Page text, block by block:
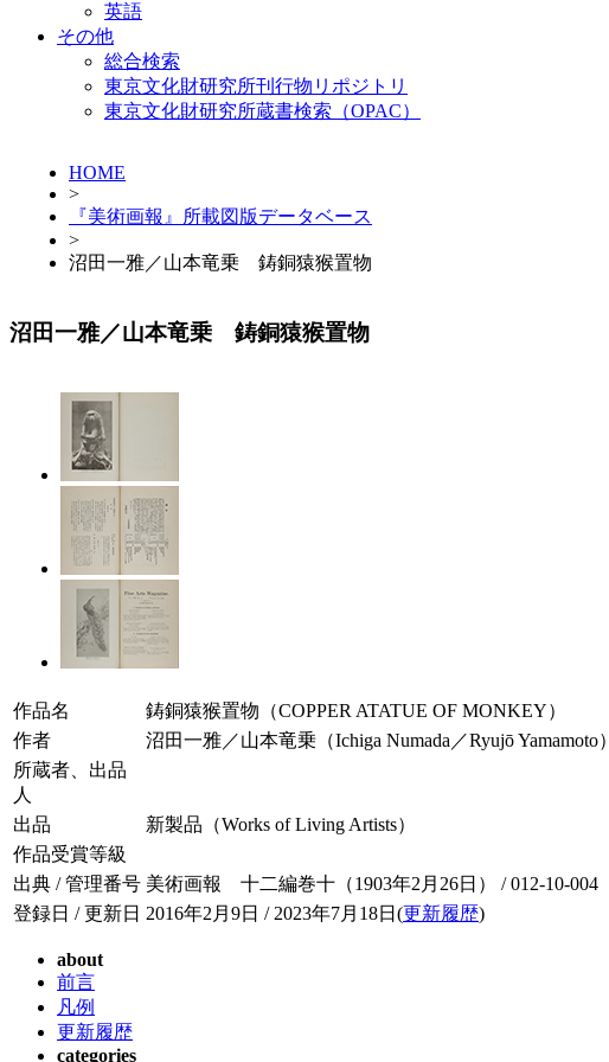
英語
その他
総合検索
東京文化財研究所刊行物リポジトリ
東京文化財研究所蔵書検索（OPAC）
HOME
>
『美術画報』所載図版データベース
>
沼田一雅／山本竜乗 鋳銅猿猴置物
沼田一雅／山本竜乗 鋳銅猿猴置物
作品名
鋳銅猿猴置物（COPPER ATATUE OF MONKEY）
作者
沼田一雅／山本竜乗（Ichiga Numada／Ryujō Yamamoto）
所蔵者、出品
人
出品
新製品（Works of Living Artists）
作品受賞等級
出典 / 管理番号 美術画報 十二編巻十（1903年2月26日） / 012-10-004
登録日 / 更新日 2016年2月9日 / 2023年7月18日(更新履歴)
about
前言
凡例
更新履歴
categories